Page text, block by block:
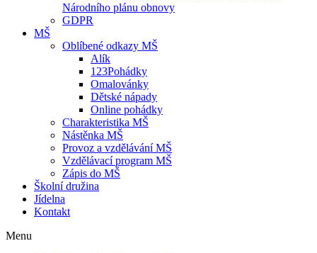
Národního plánu obnovy
GDPR
MŠ
Oblíbené odkazy MŠ
Alík
123Pohádky
Omalovánky
Dětské nápady
Online pohádky
Charakteristika MŠ
Nástěnka MŠ
Provoz a vzdělávání MŠ
Vzdělávací program MŠ
Zápis do MŠ
Školní družina
Jídelna
Kontakt
Menu